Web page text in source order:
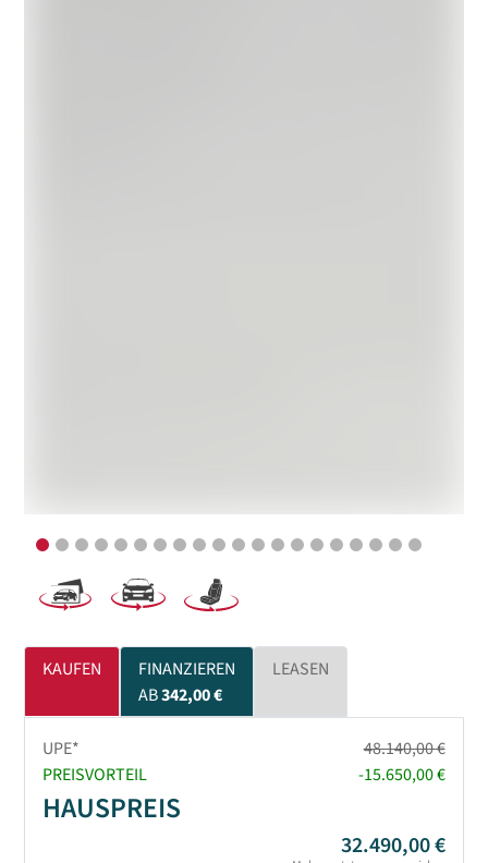
KAUFEN
FINANZIEREN
AB342,00 €
LEASEN
UPE*
48.140,00 €
PREISVORTEIL
-15.650,00 €
HAUSPREIS
32.490,00 €